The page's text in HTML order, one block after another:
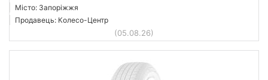
Місто: Запоріжжя
Продавець: Колесо-Центр
(05.08.26)